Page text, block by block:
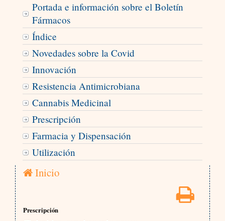
Portada e información sobre el Boletín
Fármacos
Índice
Novedades sobre la Covid
Innovación
Resistencia Antimicrobiana
Cannabis Medicinal
Prescripción
Farmacia y Dispensación
Utilización
Inicio
Prescripción